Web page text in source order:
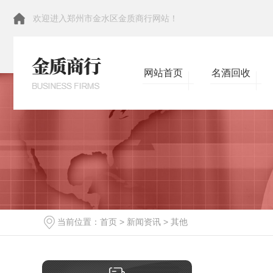
欢迎进入郑州市金水区金质商行网站！
网站首页 名酒回收
当前位置： 首页 > 新闻资讯 > 其他